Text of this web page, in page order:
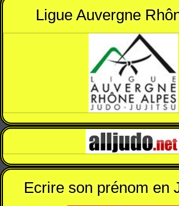
Ligue Auvergne
Ecrire son prénom en